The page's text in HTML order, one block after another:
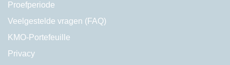
Proefperiode
Veelgestelde vragen (FAQ)
KMO-Portefeuille
Privacy